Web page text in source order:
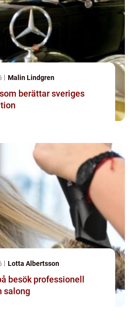
Malin Lindgren
berättar sveriges
Lotta Albertsson
professionell
salong